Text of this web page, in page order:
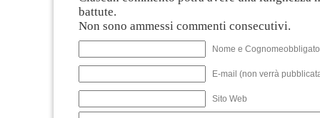
battute.
Non sono ammessi commenti consecutivi.
Nome e
E-mail (non verrà
Sito Web